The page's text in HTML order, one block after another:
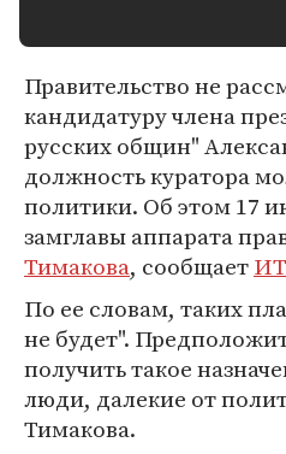
Правительство не
кандидатуру члена
русских общин"
должность куратора
политики. Об этом 17
замглавы аппарата
Тимакова, сообщает
По ее словам, таких
не будет".
получить такое
люди, далекие от
Тимакова.